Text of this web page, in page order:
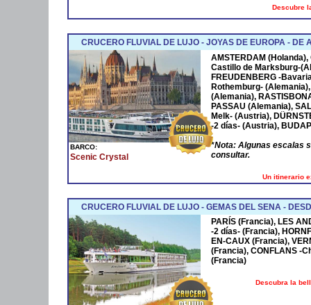
Descubre
CRUCERO FLUVIAL DE LUJO - JOYAS DE EUROPA - DE
BARCO:
Scenic Crystal
AMSTERDAM (Holanda),
Castillo de Marksburg-
FREUDENBERG -
Rothemburg-
(Alemania),
PASSAU (Alemania),
Melk- (Austria),
-2 días- (Austria),
*Nota: Algunas escalas
consultar.
Un itinerario
CRUCERO FLUVIAL DE LUJO - GEMAS DEL SENA -
PARÍS (Francia), LES
-2 días- (Francia),
EN-CAUX (Francia),
(Francia), CONFLANS -
(Francia)
Descubra la